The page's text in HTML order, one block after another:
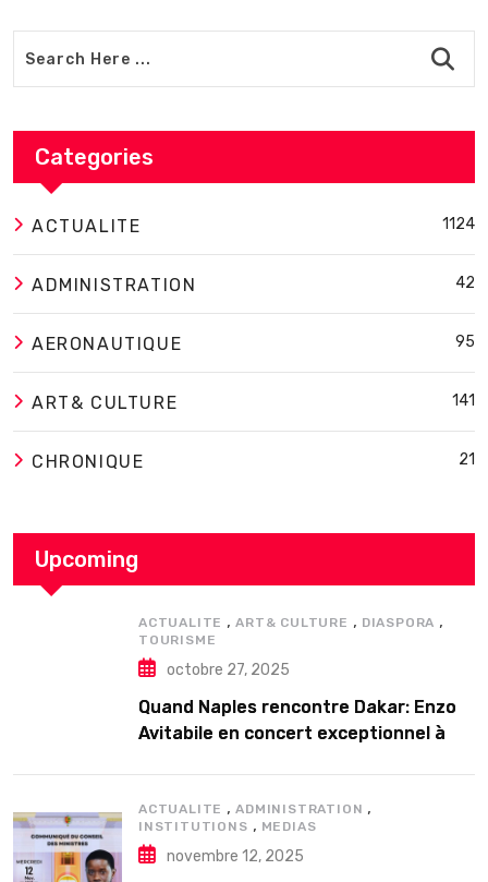
Categories
ACTUALITE 1124
ADMINISTRATION 42
AERONAUTIQUE 95
ART& CULTURE 141
CHRONIQUE 21
Upcoming
ACTUALITE ,ART& CULTURE , DIASPORA ,
TOURISME
octobre 27, 2025
Quand Naples rencontre Dakar: Enzo
Avitabile en concert exceptionnel à
ACTUALITE ,ADMINISTRATION ,
INSTITUTIONS , MEDIAS
novembre 12, 2025